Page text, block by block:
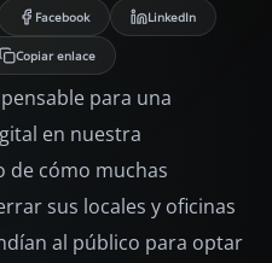
Facebook LinkedIn
Copiar enlace
para una
en nuestra
de cómo muchas
sus locales y oficinas
al público para optar